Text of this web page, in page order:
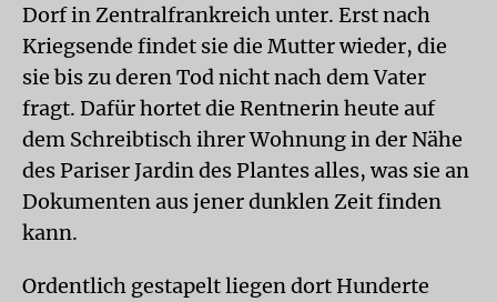
Dorf in Zentralfrankreich unter. Erst nach
Kriegsende findet sie die Mutter wieder, die
sie bis zu deren Tod nicht nach dem Vater
fragt. Dafür hortet die Rentnerin heute auf
dem Schreibtisch ihrer Wohnung in der Nähe
des Pariser Jardin des Plantes alles, was sie an
Dokumenten aus jener dunklen Zeit finden
kann.
Ordentlich gestapelt liegen dort Hunderte